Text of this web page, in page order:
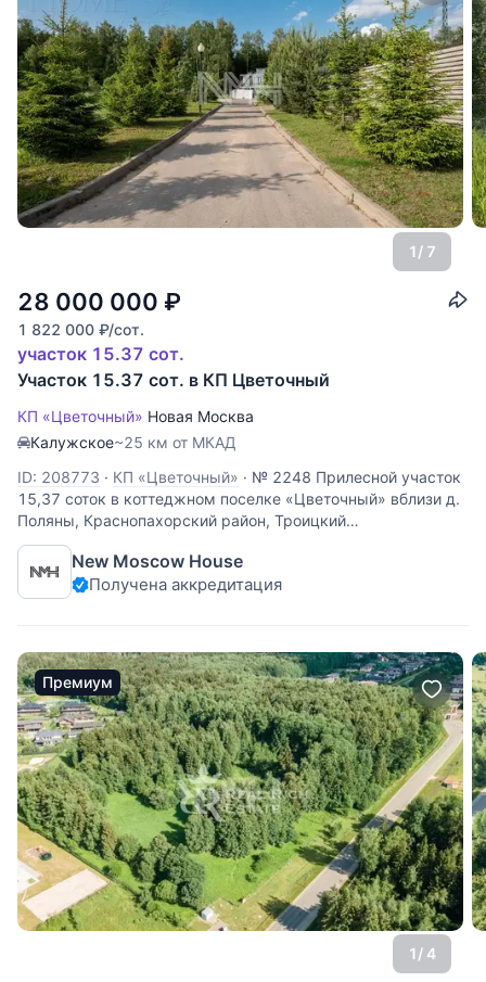
1/ 7
28 000 000 ₽
1 822 000 ₽/сот.
участок 15.37 сот.
Участок 15.37 сот. в КП Цветочный
КП «Цветочный» Новая Москва
Калужское~25 км от МКАД
ID: 208773 · КП «Цветочный» · № 2248 Прилесной участок
15,37 соток в коттеджном поселке «Цветочный» вблизи д.
Поляны, Краснопахорский район, Троицкий
административный округ, Москва, 28 км от МКАД по
Калужскому шоссе. Отличительные особенности поселка:
примыкает к лесному
New Moscow House
Получена аккредитация
Премиум
1/ 4